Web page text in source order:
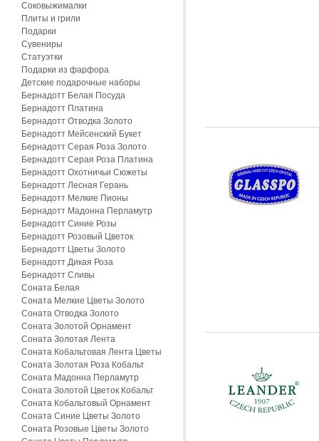
Соковыжималки
Плиты и грили
Подарки
Сувениры
Статуэтки
Подарки из фарфора
Детские подарочные наборы
Бернадотт Белая Посуда
Бернадотт Платина
Бернадотт Отводка Золото
Бернадотт Мейсенский Букет
Бернадотт Серая Роза Золото
Бернадотт Серая Роза Платина
Бернадотт Охотничьи Сюжеты
Бернадотт Лесная Герань
Бернадотт Мелкие Пионы
Бернадотт Мадонна Перламутр
Бернадотт Синие Розы
Бернадотт Розовый Цветок
Бернадотт Цветы Золото
Бернадотт Дикая Роза
Бернадотт Сливы
Соната Белая
Соната Мелкие Цветы Золото
Соната Отводка Золото
Соната Золотой Орнамент
Соната Золотая Лента
Соната Кобальтовая Лента Цветы
Соната Золотая Роза Кобальт
Соната Мадонна Перламутр
Соната Золотой Цветок Кобальт
Соната Кобальтовый Орнамент
Соната Синие Цветы Золото
Соната Розовые Цветы Золото